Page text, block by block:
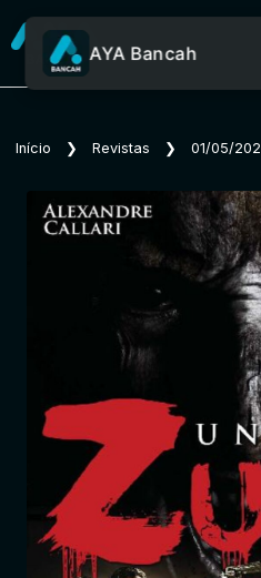
AYA Bancah
Início ❯ Revistas ❯ 01/05/